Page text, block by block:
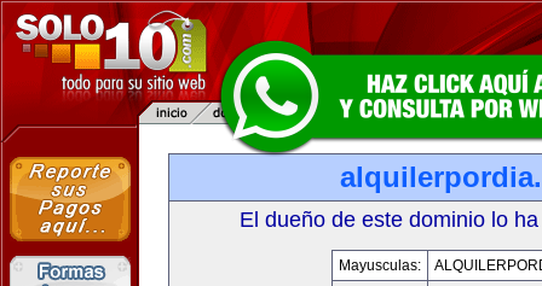
El dueño de este dominio lo
Mayusculas: